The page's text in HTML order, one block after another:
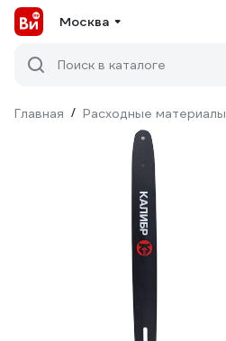
Москва
Поиск в каталоге
Главная / Расходные материалы